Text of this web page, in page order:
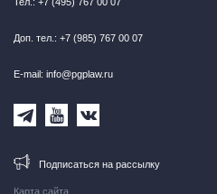
Карта сайта
Доп. тел.: +7 (985) 767 00 07
E-mail: info@pgplaw.ru
Подписаться на рассылку